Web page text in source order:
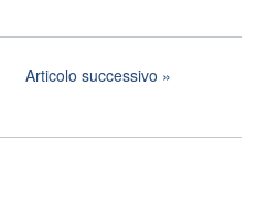
Articolo successivo